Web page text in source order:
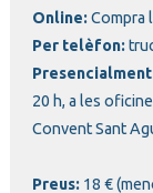
Online:Compra
Per telèfon:
20 h, a les
Convent Sant
Preus: 18 €